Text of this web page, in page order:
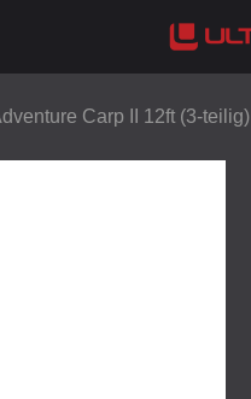
Carp II 12ft (3-teilig)